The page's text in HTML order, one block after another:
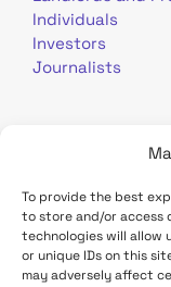
To provide the best
to store and/or access
technologies will allow
or unique IDs on this
may adversely affect
Individuals
Investors
Journalists
Terms of